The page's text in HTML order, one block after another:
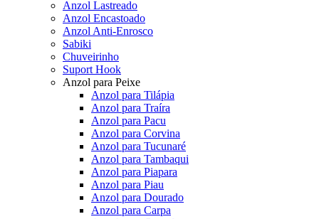
Anzol Lastreado
Anzol Encastoado
Anzol Anti-Enrosco
Sabiki
Chuveirinho
Suport Hook
Anzol para Peixe
Anzol para Tilápia
Anzol para Traíra
Anzol para Pacu
Anzol para Corvina
Anzol para Tucunaré
Anzol para Tambaqui
Anzol para Piapara
Anzol para Piau
Anzol para Dourado
Anzol para Carpa